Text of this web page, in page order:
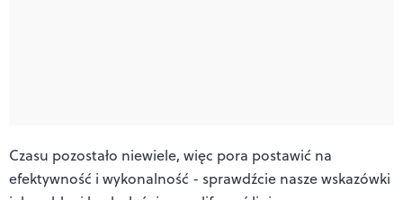
Czasu pozostało niewiele, więc pora postawić na
efektywność i wykonalność - sprawdźcie nasze wskazówki